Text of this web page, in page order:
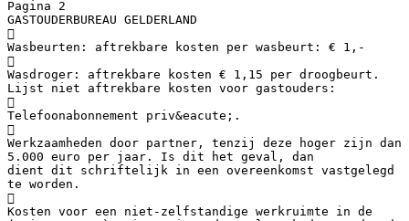
Pagina 2
GASTOUDERBUREAU GELDERLAND

Wasbeurten: aftrekbare kosten per wasbeurt: € 1,-

Wasdroger: aftrekbare kosten € 1,15 per droogbeurt.
Lijst niet aftrekbare kosten voor gastouders:

Telefoonabonnement priv&eacute;.

Werkzaamheden door partner, tenzij deze hoger zijn dan
5.000 euro per jaar. Is dit het geval, dan
dient dit schriftelijk in een overeenkomst vastgelegd
te worden.

Kosten voor een niet-zelfstandige werkruimte in de